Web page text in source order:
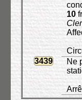
10
3439
Ne